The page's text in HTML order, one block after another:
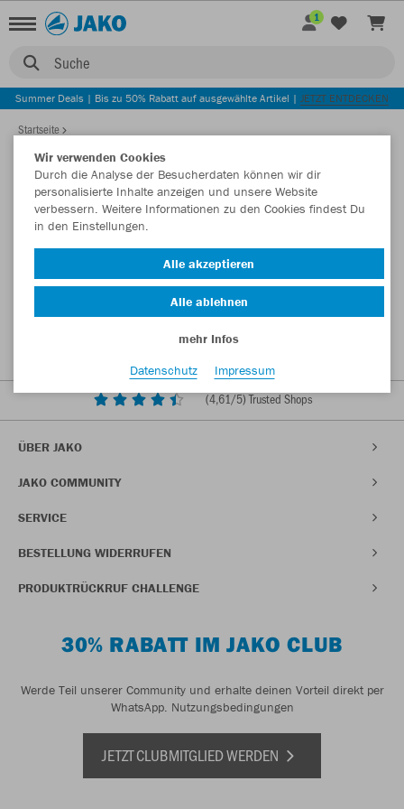
Suche
1
Summer Deals | Bis zu 50% Rabatt auf ausgewählte Artikel | JETZT ENTDECKEN
Startseite
(4,61/5) Trusted Shops
ÜBER JAKO
JAKO COMMUNITY
SERVICE
BESTELLUNG WIDERRUFEN
PRODUKTRÜCKRUF CHALLENGE
30% RABATT IM JAKO CLUB
Werde Teil unserer Community und erhalte deinen Vorteil direkt per
WhatsApp. Nutzungsbedingungen
JETZT CLUBMITGLIED WERDEN
Wir verwenden Cookies
Durch die Analyse der Besucherdaten können wir dir
personalisierte Inhalte anzeigen und unsere Website
verbessern. Weitere Informationen zu den Cookies findest Du
in den Einstellungen.
Alle akzeptieren
Alle ablehnen
mehr Infos
Datenschutz
Impressum